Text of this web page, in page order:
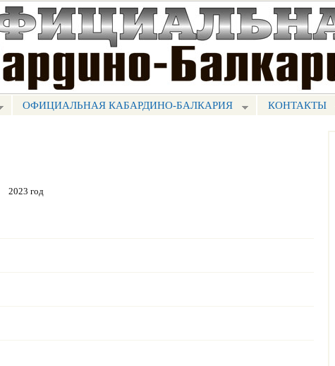
Перейти к
основному
содержанию
ОФИЦИАЛЬНАЯ КАБАРДИНО-БАЛКАРИЯ КОНТАКТЫ
2023 год